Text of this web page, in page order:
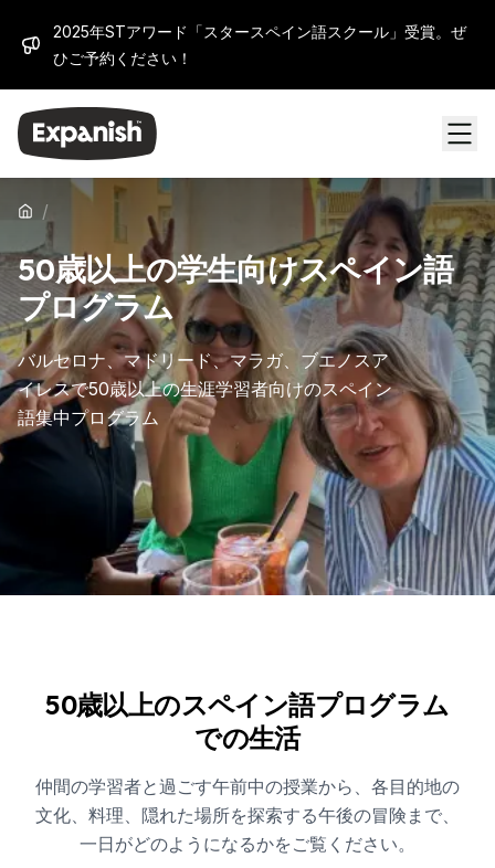
2025年STアワード「スタースペイン語スクール」受賞。ぜ
ひご予約ください！
/
50歳以上の学生向けスペイン語
プログラム
バルセロナ、マドリード、マラガ、ブエノスア
イレスで50歳以上の生涯学習者向けのスペイン
語集中プログラム
50歳以上のスペイン語プログラム
での生活
仲間の学習者と過ごす午前中の授業から、各目的地の
文化、料理、隠れた場所を探索する午後の冒険まで、
一日がどのようになるかをご覧ください。